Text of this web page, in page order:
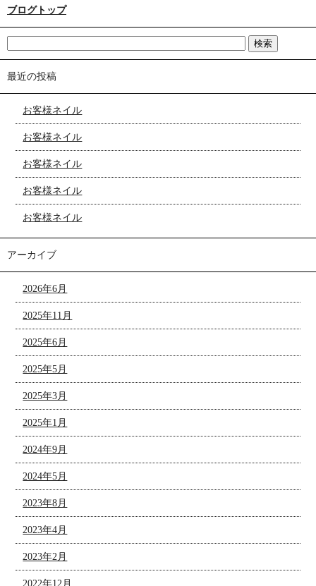
ブログトップ
最近の投稿
お客様ネイル
お客様ネイル
お客様ネイル
お客様ネイル
お客様ネイル
アーカイブ
2026年6月
2025年11月
2025年6月
2025年5月
2025年3月
2025年1月
2024年9月
2024年5月
2023年8月
2023年4月
2023年2月
2022年12月